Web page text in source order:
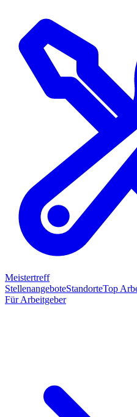
Meistertreff
StellenangeboteStandorteTop
Für Arbeitgeber